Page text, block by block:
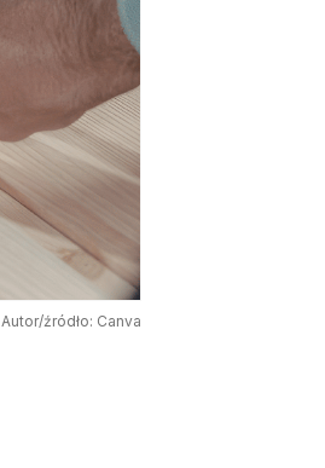
Autor/źródło: Canva